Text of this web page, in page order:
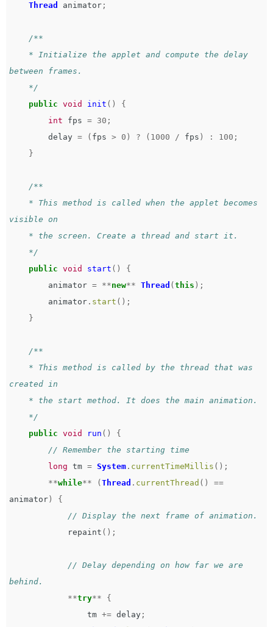
Thread
animator ;
/**
between frames.
    */
public void init ()
{
int
fps = 30 ;
delay = ( fps > 0 ) ? ( 1000 / fps ) : 100 ;
}
/**
visible on
    */
public void start ()
{
animator = **new** Thread ( this );
animator . start ();
}
/**
created in
    */
public void run ()
{
// Remember the starting time
long tm = System . currentTimeMillis ();
**while** ( Thread . currentThread ()
==
animator )
{
repaint ();
// Delay depending on how far we are
behind.
**try**
{
tm += delay ;